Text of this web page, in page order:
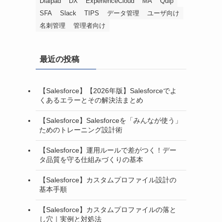
SFA
Slack TIPS データ管理
ユーザ向け
名刺管理
管理者向け
最近の投稿
【Salesforce】【2026年版】Salesforceでよ
くあるエラーとその解決法まとめ
【Salesforce】Salesforceを「みんなが使う」
ためのトレーニング設計術
【Salesforce】運用ルールで差がつく！デー
タ品質を守る仕組みづくりの基本
【Salesforce】カスタムプロファイル設計の
基本手順
【Salesforce】カスタムプロファイルの落と
し穴｜実例と対処法